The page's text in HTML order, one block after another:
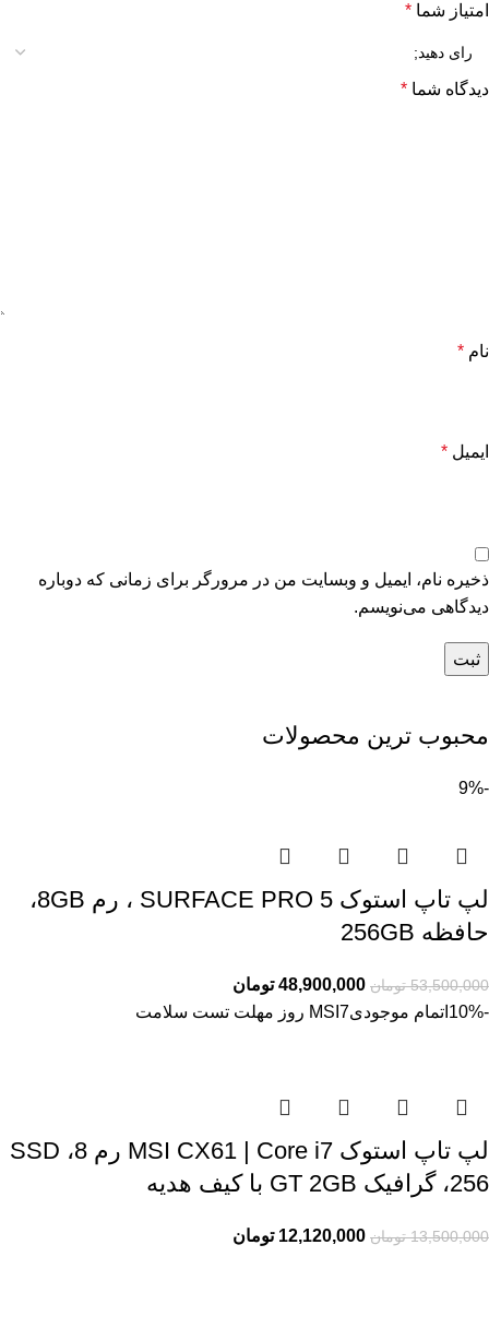
امتیاز شما *
دیدگاه شما *
نام *
ایمیل *
ذخیره نام، ایمیل و وبسایت من در مرورگر برای زمانی که دوباره
دیدگاهی می‌نویسم.
محبوب ترین محصولات
-9%
لپ تاپ استوک SURFACE PRO 5 ، رم 8GB،
حافظه 256GB
53,500,000 تومان 48,900,000 تومان
-10%
اتمام موجودی MSI 7 روز مهلت تست سلامت
لپ تاپ استوک MSI CX61 | Core i7 رم 8، SSD
256، گرافیک GT 2GB با کیف هدیه
13,500,000 تومان 12,120,000 تومان